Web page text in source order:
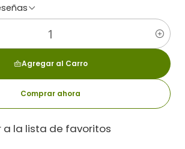
Agregar al Carro
Comprar ahora
a la lista de favoritos